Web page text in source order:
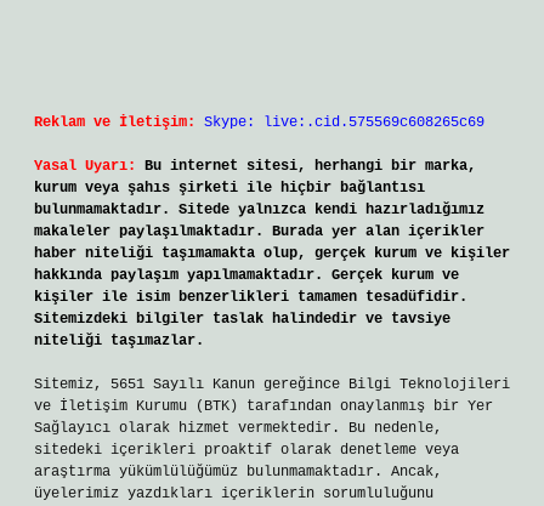
Reklam ve İletişim: Skype: live:.cid.575569c608265c69
Yasal Uyarı:
Bu internet sitesi, herhangi bir marka,
kurum veya şahıs şirketi ile hiçbir bağlantısı
bulunmamaktadır. Sitede yalnızca kendi hazırladığımız
makaleler paylaşılmaktadır. Burada yer alan içerikler
haber niteliği taşımamakta olup, gerçek kurum ve kişiler
hakkında paylaşım yapılmamaktadır. Gerçek kurum ve
kişiler ile isim benzerlikleri tamamen tesadüfidir.
Sitemizdeki bilgiler taslak halindedir ve tavsiye
niteliği taşımazlar.
Sitemiz, 5651 Sayılı Kanun gereğince Bilgi Teknolojileri
ve İletişim Kurumu (BTK) tarafından onaylanmış bir Yer
Sağlayıcı olarak hizmet vermektedir. Bu nedenle,
sitedeki içerikleri proaktif olarak denetleme veya
araştırma yükümlülüğümüz bulunmamaktadır. Ancak,
üyelerimiz yazdıkları içeriklerin sorumluluğunu